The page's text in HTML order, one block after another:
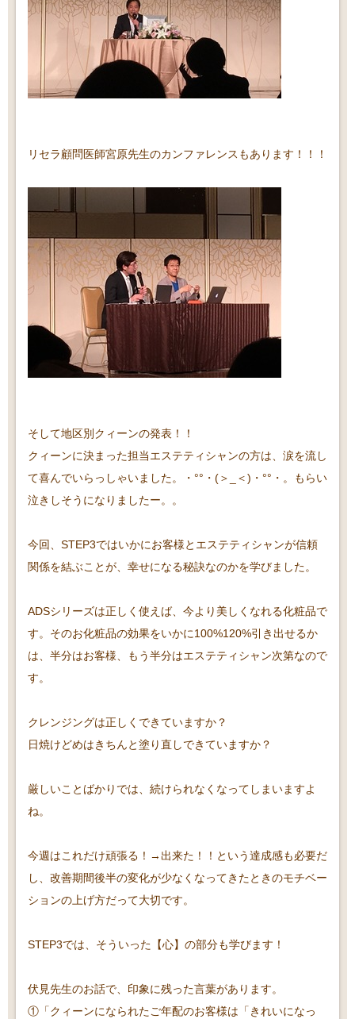
リセラ顧問医師宮原先生のカンファレンスもあります！！！
そして地区別クィーンの発表！！
クィーンに決まった担当エステティシャンの方は、涙を流し
て喜んでいらっしゃいました。・°°・(＞_＜)・°°・。もらい
泣きしそうになりましたー。。
今回、STEP3ではいかにお客様とエステティシャンが信頼
関係を結ぶことが、幸せになる秘訣なのかを学びました。
ADSシリーズは正しく使えば、今より美しくなれる化粧品で
す。 そのお化粧品の効果をいかに100%120%引き出せるか
は、半分はお客様、もう半分はエステティシャン次第なので
す。
クレンジングは正しくできていますか？
日焼けどめはきちんと塗り直しできていますか？
厳しいことばかりでは、続けられなくなってしまいますよ
ね。
今週はこれだけ頑張る！→出来た！！という達成感も必要だ
し、改善期間後半の変化が少なくなってきたときのモチベー
ションの上げ方だって大切です。
STEP3では、そういった【心】の部分も学びます！
伏見先生のお話で、印象に残った言葉があります。
①「クィーンになられたご年配のお客様は「きれいになっ